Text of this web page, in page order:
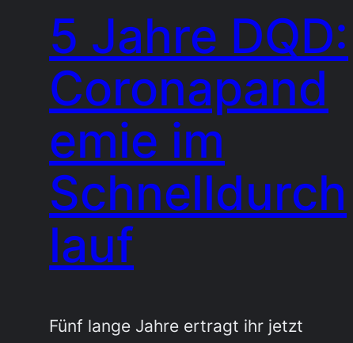
5 Jahre DQD:
Coronapand
emie im
Schnelldurch
lauf
Fünf lange Jahre ertragt ihr jetzt